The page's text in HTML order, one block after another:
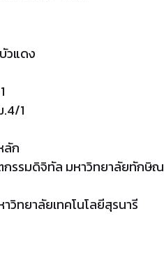
วแดง
1
ลัก
กรรมดิจิทัล มหาวิทยาลัยทักษิณ
วิทยาลัยเทคโนโลยีสุรนารี